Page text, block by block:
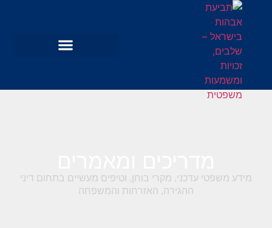
מידע משפטי עדכני, מקרי בוחן, וטיפים מעשיים בתחום דיני
ההגירה, האזרחות והמשפחה